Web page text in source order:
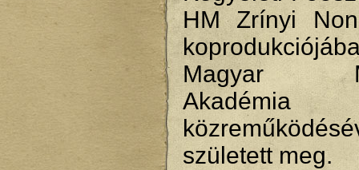
HM Zrínyi
Magyar
Akadémia
született meg.